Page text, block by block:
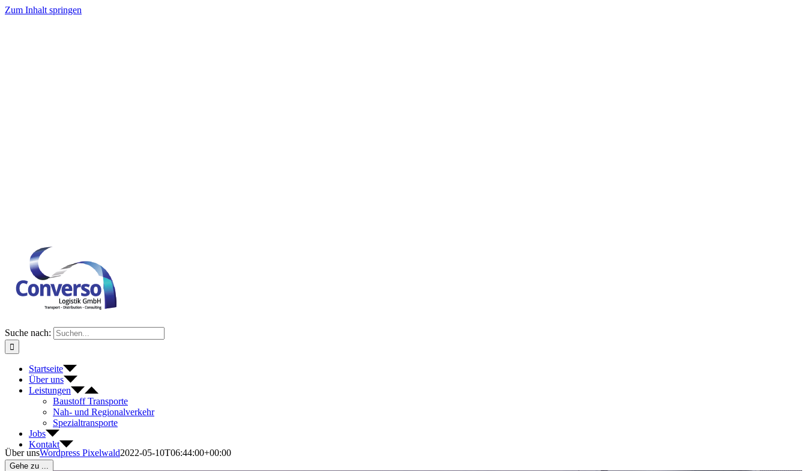
Zum Inhalt springen
Suche nach:
Startseite
Über uns
Leistungen
Baustoff Transporte
Nah- und Regionalverkehr
Spezialtransporte
Jobs
Kontakt
Gehe zu ...
Über unsWordpress Pixelwald2022-05-10T06:44:00+00:00